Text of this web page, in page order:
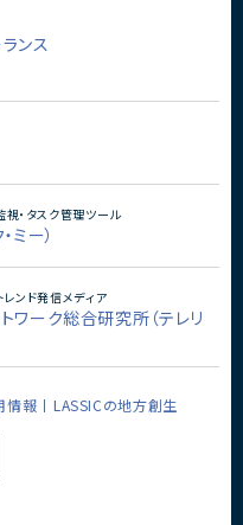
ンス
視・タスク管理ツール
ミー）
ンド発信メディア
ワーク総合研究所（テレリ
情報 LASSICの地方創生